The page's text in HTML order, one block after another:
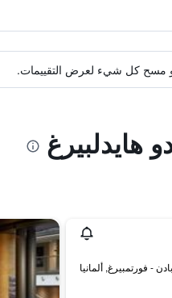
أو مسح كل شيء لعرض التقييمات.
هايدلبيرغ